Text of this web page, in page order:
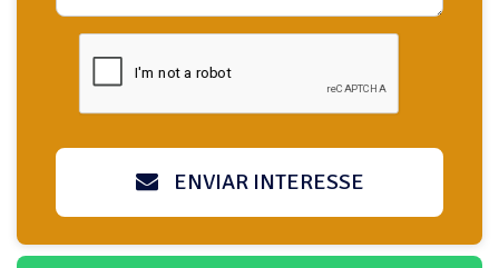
ENVIAR INTERESSE